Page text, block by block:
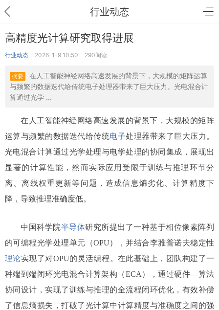
行业动态
高精度光计算研究取得进展
行业动态 2026-1-9 10:50 290阅读
摘要
在人工智能神经网络高速发展的背景下，大规模的矩阵运算
与频繁的数据迭代给传统电子处理器带来了巨大压力。光电混合计
算通过光学 ...
在人工智能神经网络高速发展的背景下，大规模的矩阵
运算与频繁的数据迭代给传统电子处理器带来了巨大压力。
光电混合计算通过光学处理与电学处理的协同集成，展现出
显著的计算性能，然而实际应用受限于训练与推理环节分
离、离线权重更新等问题，造成信息熵劣化、计算精度下
降，导致推理准确度低。
中国科学院半导体研究所提出了一种基于相位像素阵列
的可编程光学处理单元（OPU），并结合李雅普诺夫稳定性
理论实现了对OPU的灵活编程。在此基础上，团队构建了一
种端到端闭环光电混合计算架构（ECA），通过硬件—算法
协同设计，实现了训练与推理的全流程闭环优化，有效补偿
了信息熵损失，打破了光计算中计算精度与准确度之间的强